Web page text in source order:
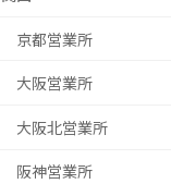
京都営業所
大阪営業所
大阪北営業所
阪神営業所